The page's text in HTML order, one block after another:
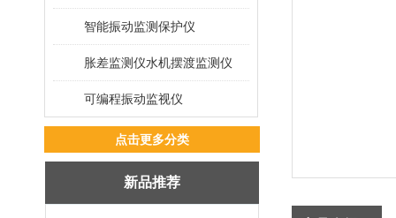
智能振动监测保护仪
胀差监测仪水机摆渡监测仪
可编程振动监视仪
点击更多分类
新品推荐